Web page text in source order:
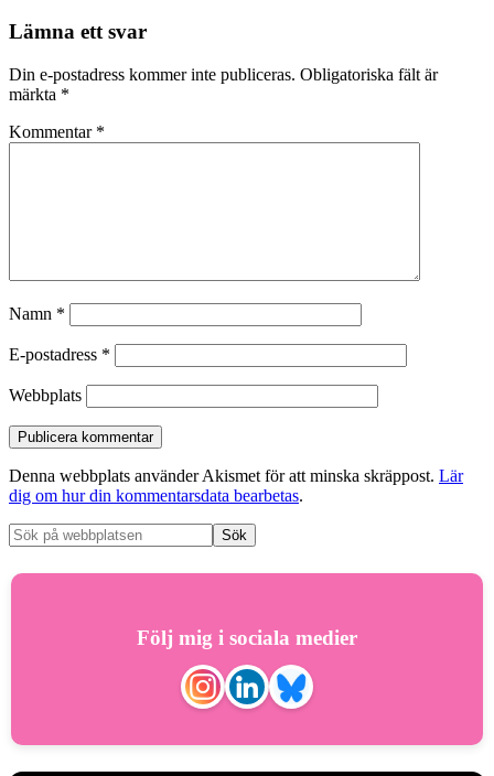
Lämna ett svar
Din e-postadress kommer inte publiceras. Obligatoriska fält är
märkta *
Kommentar *
Namn *
E-postadress *
Webbplats
Denna webbplats använder Akismet för att minska skräppost. Lär
dig om hur din kommentarsdata bearbetas.
Följ mig i sociala medier